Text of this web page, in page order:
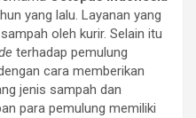
yang lalu. Layanan yang
oleh kurir. Selain itu
terhadap pemulung
cara memberikan
jenis sampah dan
para pemulung memiliki